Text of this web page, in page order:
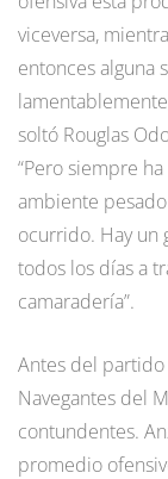
viceversa,
entonces alguna
soltó Rouglas
“Pero siempre
ambiente
ocurrido. Hay un
todos los días a
camaradería”.
Antes del
Navegantes del
contundentes.
promedio